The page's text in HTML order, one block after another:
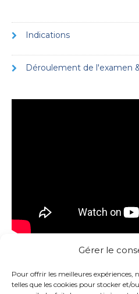
Gérer le
Pour offrir les meilleures expériences,
telles que les cookies pour stocker et/
Indications
Déroulement de l'examen